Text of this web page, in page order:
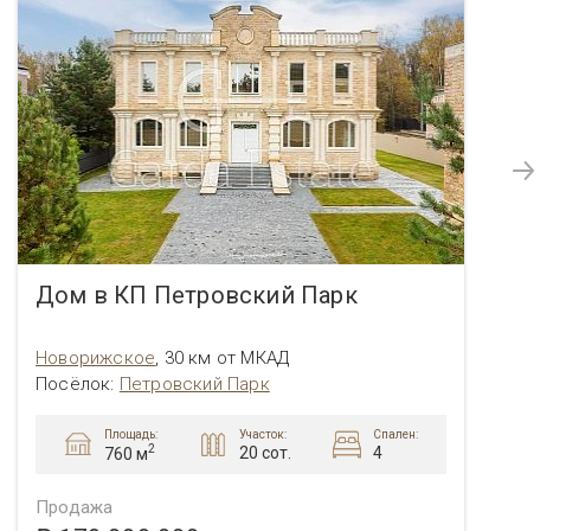
Дом в КП Петровский Парк
Новорижское 30 км от МКАД
Посёлок: Петровский Парк
Площадь:
760 м2
Участок:
20 сот.
Спален:
4
Продажа